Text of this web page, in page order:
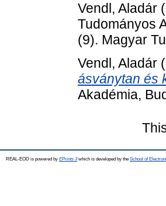
Vendl, Aladár
Tudományos
(9). Magyar
Vendl, Aladár
ásványtan és
Akadémia,
REAL-EOD is powered by EPrints 3which is developed by the School of